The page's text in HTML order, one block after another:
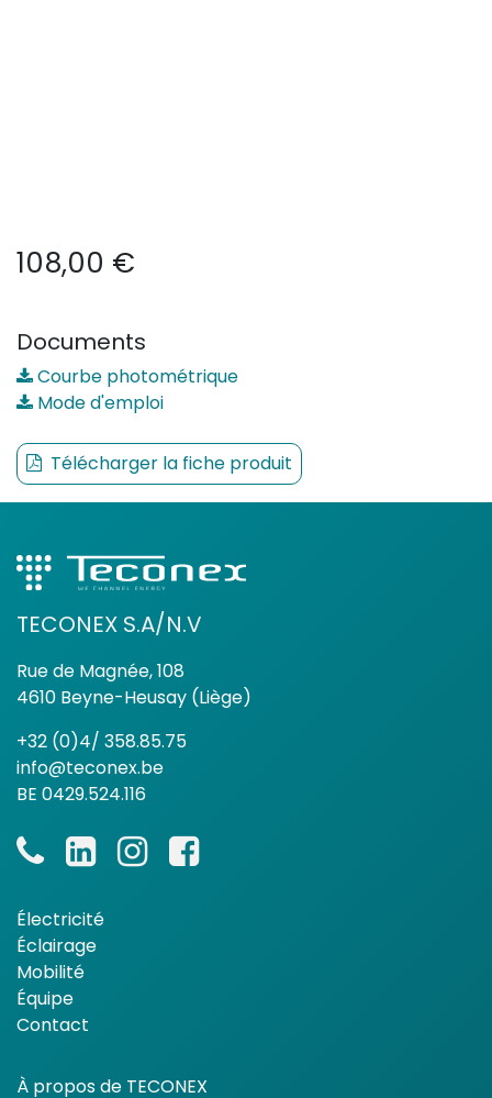
108,00 €
Documents
Courbe photométrique
Mode d'emploi
Télécharger la fiche produit
TECONEX S.A/N.V
Rue de Magnée, 108
4610 Beyne-Heusay (Liège)
+32 (0)4/ 358.85.75
info@teconex.be
BE 0429.524.116
Électricité
Éclairage
Mobilité
Équipe
Contact
À propos de TECONEX